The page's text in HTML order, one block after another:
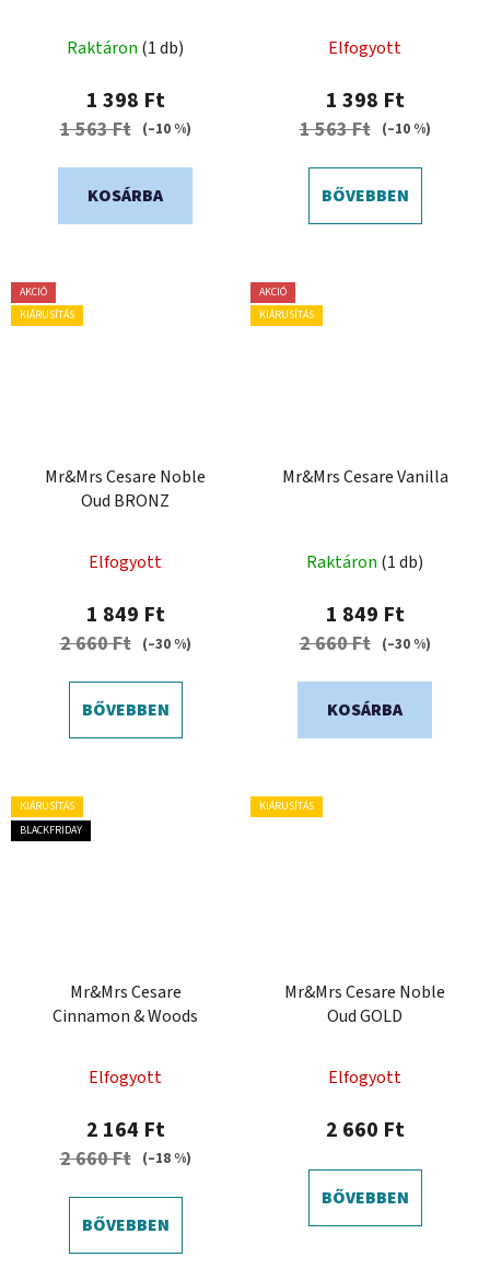
Raktáron (1 db)
1 398 Ft
1 563 Ft (–10 %)
KOSÁRBA
Elfogyott
1 398 Ft
1 563 Ft (–10 %)
BŐVEBBEN
AKCIÓ
KIÁRUSÍTÁS
Mr&Mrs Cesare Noble
Oud BRONZ
Elfogyott
1 849 Ft
2 660 Ft (–30 %)
BŐVEBBEN
AKCIÓ
KIÁRUSÍTÁS
Mr&Mrs Cesare Vanilla
Raktáron (1 db)
1 849 Ft
2 660 Ft (–30 %)
KOSÁRBA
KIÁRUSÍTÁS
BLACKFRIDAY
Mr&Mrs Cesare
Cinnamon & Woods
Elfogyott
2 164 Ft
2 660 Ft (–18 %)
BŐVEBBEN
KIÁRUSÍTÁS
Mr&Mrs Cesare Noble
Oud GOLD
Elfogyott
2 660 Ft
BŐVEBBEN